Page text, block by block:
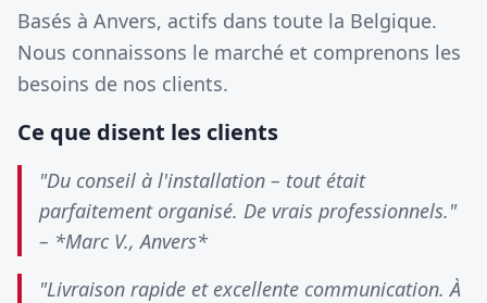
Basés à Anvers, actifs dans toute la Belgique.
Nous connaissons le marché et comprenons les
besoins de nos clients.
Ce que disent les clients
"Du conseil à l'installation – tout était
parfaitement organisé. De vrais professionnels."
– *Marc V., Anvers*
"Livraison rapide et excellente communication. À